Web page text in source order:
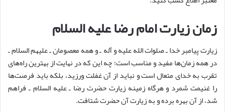
زمان زیارت امام رضا علیه السلام
زیارت پیامبر خدا ـ صلوات الله علیه و آله ـ و همه معصومان ـ علیهم السلام ـ
در همه زمان‌ها مفید و مناسب است؛ چه این که در نهایت از بهترین راه‌های
تقرب به خدای متعال است و نباید از آن غفلت ورزید، بلکه باید فرصت‌ها
را غنیمت شمرد و هرگاه زمینه زیارت حضرت رضا ـ علیه السلام ـ فراهم
شد، از آن بهره برده و به زیارت آن حضرت شتافت.